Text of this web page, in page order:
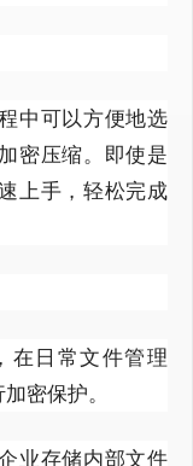
中可以方便地选
密压缩。即使是
上手，轻松完成
在日常文件管理
密保护。
业存储内部文件